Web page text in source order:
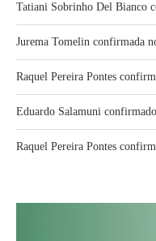
Tatiani Sobrinho Del Bianco
Jurema Tomelin confirmada
Raquel Pereira Pontes
Eduardo Salamuni
Raquel Pereira Pontes